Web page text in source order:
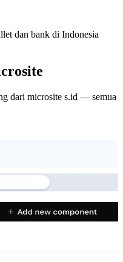
dan bank di Indonesia
dari microsite s.id — semua